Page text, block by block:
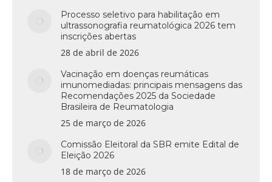
Processo seletivo para habilitação em
ultrassonografia reumatológica 2026 tem
inscrições abertas
28 de abril de 2026
Vacinação em doenças reumáticas
imunomediadas: principais mensagens das
Recomendações 2025 da Sociedade
Brasileira de Reumatologia
25 de março de 2026
Comissão Eleitoral da SBR emite Edital de
Eleição 2026
18 de março de 2026